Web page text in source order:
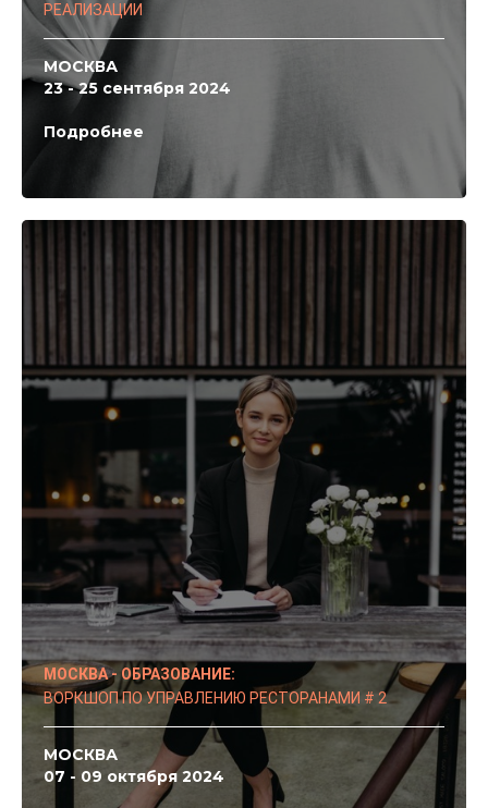
РЕАЛИЗАЦИИ
МОСКВА
23 - 25 сентября 2024
Подробнее
МОСКВА - ОБРАЗОВАНИЕ:
ВОРКШОП ПО УПРАВЛЕНИЮ РЕСТОРАНАМИ # 2
МОСКВА
07 - 09 октября 2024